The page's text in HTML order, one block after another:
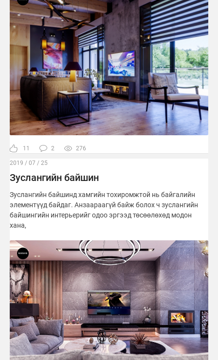
11 2 276
2019 / 07 / 25
Зуслангийн байшин
Зуслангийн байшинд хамгийн тохиромжтой нь байгалийн
элементүүд байдаг. Анзаараагүй байж болох ч зуслангийн
байшингийн интерьерийг одоо эргээд төсөөлөхөд модон
хана,